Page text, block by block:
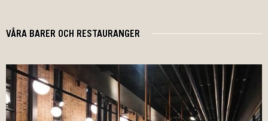
VÅRA BARER OCH RESTAURANGER